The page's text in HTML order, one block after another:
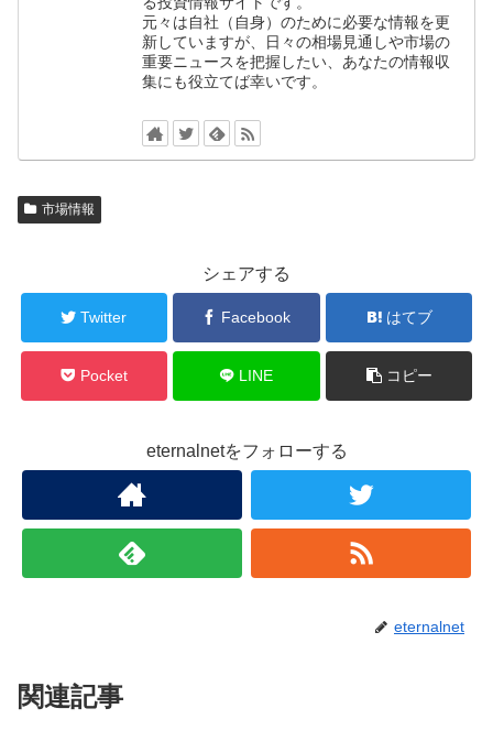
元々は自社（自身）のために必要な情報を更
新していますが、日々の相場見通しや市場の
重要ニュースを把握したい、あなたの情報収
集にも役立てば幸いです。
市場情報
シェアする
Twitter Facebook はてブ
Pocket LINE コピー
eternalnetをフォローする
eternalnet
関連記事